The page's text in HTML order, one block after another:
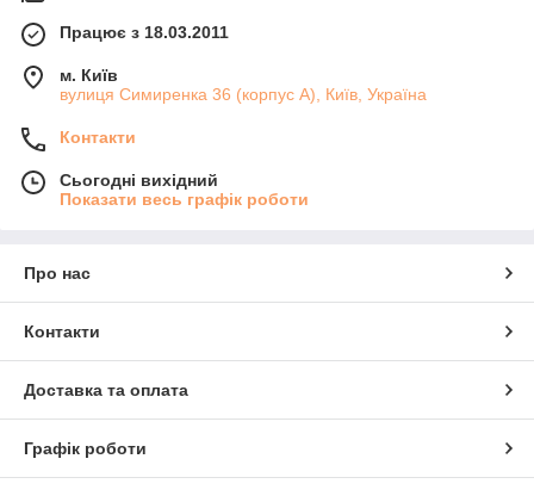
Працює з 18.03.2011
м. Київ
вулиця Симиренка 36 (корпус А), Київ, Україна
Контакти
Сьогодні вихідний
Показати весь графік роботи
Про нас
Контакти
Доставка та оплата
Графік роботи